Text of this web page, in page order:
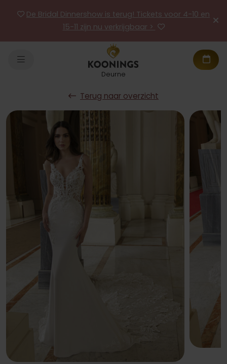
De Bridal Dinnershow is terug! Tickets voor 4-10 en
15-11 zijn nu verkrijgbaar >
Deurne
Terug naar overzicht